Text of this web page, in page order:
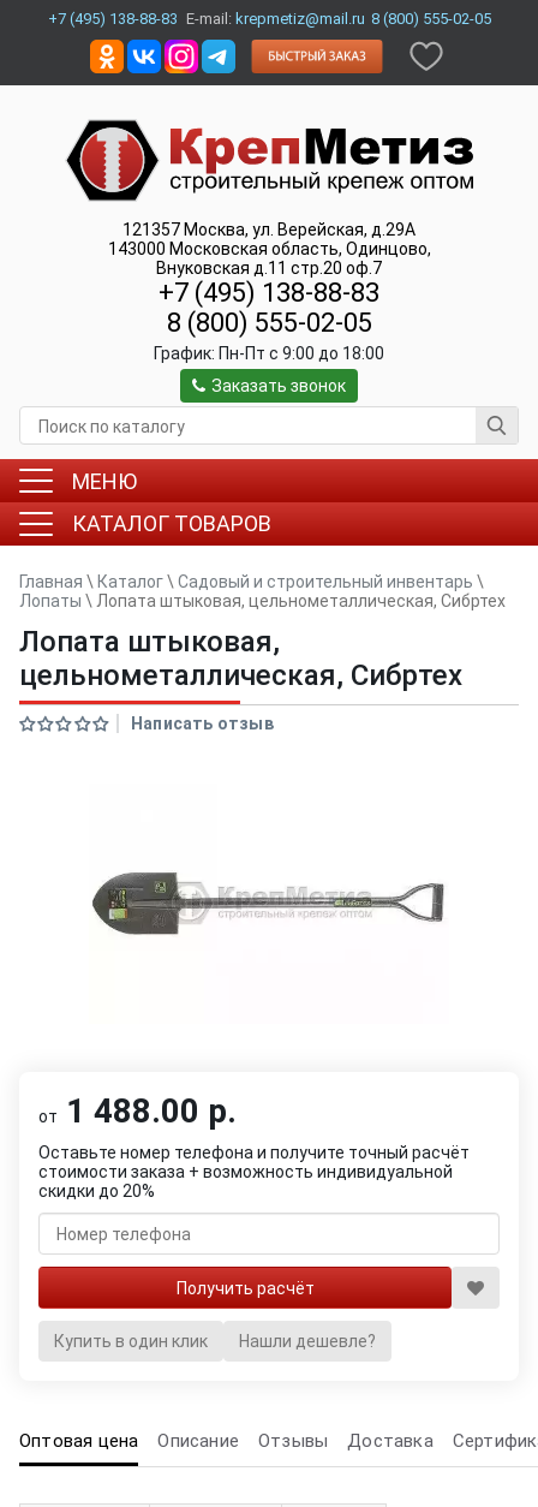
+7 (495) 138-88-83 E-mail: krepmetiz@mail.ru 8 (800) 555-02-05
121357 Москва, ул. Верейская, д.29А
143000 Московская область, Одинцово,
Внуковская д.11 стр.20 оф.7
+7 (495) 138-88-83
8 (800) 555-02-05
График: Пн-Пт c 9:00 до 18:00
Заказать звонок
МЕНЮ
КАТАЛОГ ТОВАРОВ
Главная \ Каталог\ Садовый и строительный инвентарь \
Лопаты \ Лопата штыковая, цельнометаллическая, Сибртех
Лопата штыковая,
цельнометаллическая, Сибртех
Написать отзыв
от 1 488.00 р.
Оставьте номер телефона и получите точный расчёт
стоимости заказа + возможность индивидуальной
скидки до 20%
Купить в один клик Нашли дешевле?
Оптовая цена Описание Отзывы Доставка